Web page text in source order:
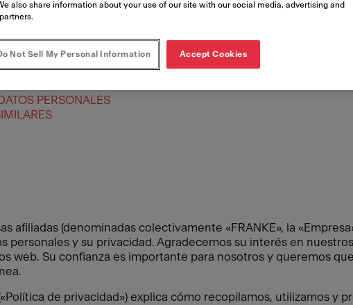
DEL TRATAMIENTO
PERSONALES
afiliadas (denominadas colectivamente «FRANKE», la
personales y su privacidad. Agradecemos su interés en
web. Su confianza es importante para nosotros y queremos
de privacidad») explica cómo recopilamos, utilizamos y
also share information about your use of our site with our social media, advertising and
Not Sell My Personal Information Accept Cookies